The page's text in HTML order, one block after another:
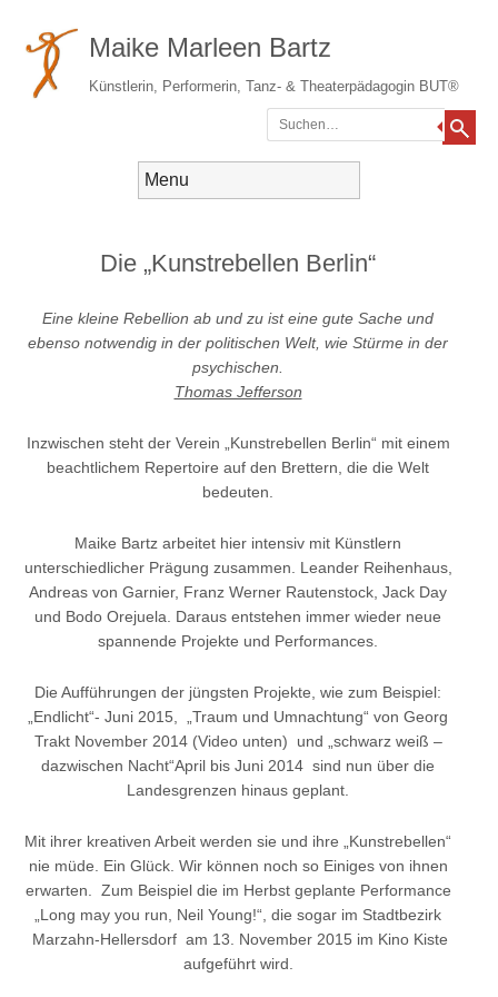
Maike Marleen Bartz
Künstlerin, Performerin, Tanz- & Theaterpädagogin BUT®
Suchen
Die „Kunstrebellen Berlin“
Eine kleine Rebellion ab und zu ist eine gute Sache und
ebenso notwendig in der politischen Welt, wie Stürme in der
psychischen.
Thomas Jefferson
Inzwischen steht der Verein „Kunstrebellen Berlin“ mit einem
beachtlichem Repertoire auf den Brettern, die die Welt
bedeuten.
Maike Bartz arbeitet hier intensiv mit Künstlern
unterschiedlicher Prägung zusammen. Leander Reihenhaus,
Andreas von Garnier, Franz Werner Rautenstock, Jack Day
und Bodo Orejuela. Daraus entstehen immer wieder neue
spannende Projekte und Performances.
Die Aufführungen der jüngsten Projekte, wie zum Beispiel:
„Endlicht“- Juni 2015, „Traum und Umnachtung“ von Georg
Trakt November 2014 (Video unten) und „schwarz weiß –
dazwischen Nacht“April bis Juni 2014 sind nun über die
Landesgrenzen hinaus geplant.
Mit ihrer kreativen Arbeit werden sie und ihre „Kunstrebellen“
nie müde. Ein Glück. Wir können noch so Einiges von ihnen
erwarten. Zum Beispiel die im Herbst geplante Performance
„Long may you run, Neil Young!“, die sogar im Stadtbezirk
Marzahn-Hellersdorf am 13. November 2015 im Kino Kiste
aufgeführt wird.